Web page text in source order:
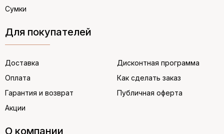
Сумки
Для покупателей
Доставка
Оплата
Гарантия и возврат
Акции
Дисконтная программа
Как сделать заказ
Публичная оферта
О компании